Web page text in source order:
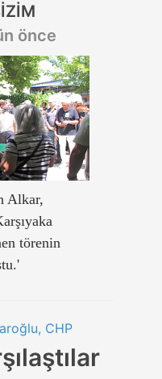
önce
Alkar,
törenin
CHP